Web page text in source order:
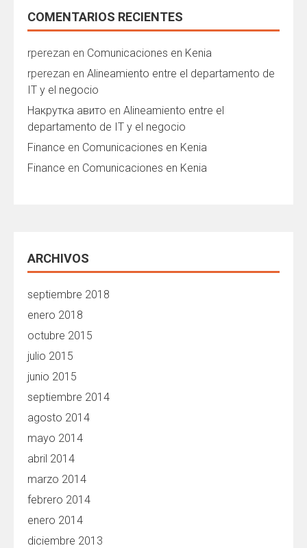
COMENTARIOS RECIENTES
rperezan en Comunicaciones en Kenia
rperezan en Alineamiento entre el departamento de
IT y el negocio
Накрутка авито en Alineamiento entre el
departamento de IT y el negocio
Finance en Comunicaciones en Kenia
Finance en Comunicaciones en Kenia
ARCHIVOS
septiembre 2018
enero 2018
octubre 2015
julio 2015
junio 2015
septiembre 2014
agosto 2014
mayo 2014
abril 2014
marzo 2014
febrero 2014
enero 2014
diciembre 2013